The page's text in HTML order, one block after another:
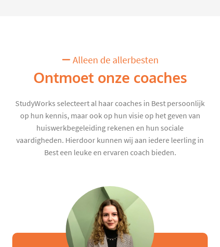
Alleen de allerbesten
Ontmoet onze coaches
StudyWorks selecteert al haar coaches in Best persoonlijk
op hun kennis, maar ook op hun visie op het geven van
huiswerkbegeleiding rekenen en hun sociale
vaardigheden. Hierdoor kunnen wij aan iedere leerling in
Best een leuke en ervaren coach bieden.